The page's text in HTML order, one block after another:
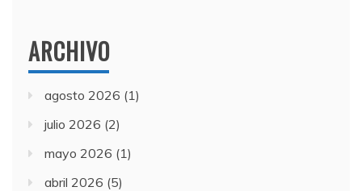
ARCHIVO
agosto 2026 (1)
julio 2026 (2)
mayo 2026 (1)
abril 2026 (5)